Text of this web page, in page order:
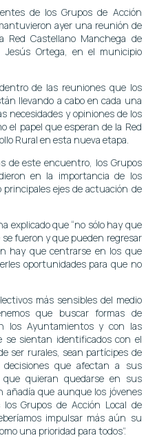
de los Grupos de Acción
ayer una reunión de
Red Castellano Manchega de
Jesús Ortega, en el municipio
de las reuniones que los
llevando a cabo en cada una
necesidades y opiniones de los
el papel que esperan de la Red
Rural en esta nueva etapa.
de este encuentro, los Grupos
en la importancia de los
ejes de actuación de
explicado que “no sólo hay que
fueron y que pueden regresar
hay que centrarse en los que
oportunidades para que no
más sensibles del medio
que buscar formas de
los Ayuntamientos y con las
se sientan identificados con el
ser rurales, sean partícipes de
que afectan a sus
quieran quedarse en sus
añadía que aunque los jóvenes
Grupos de Acción Local de
impulsar más aún su
una prioridad para todos”.